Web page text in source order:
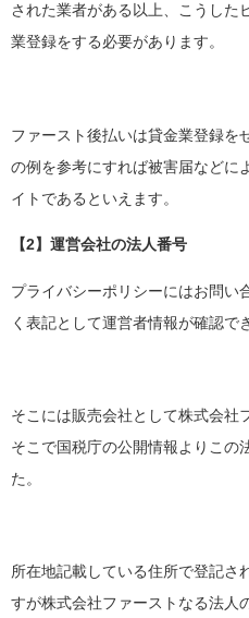
された業者がある以上、こうした
業登録をする必要があります。
ファースト後払いは貸金業登録を
の例を参考にすれば被害届などに
イトであるといえます。
【2】運営会社の法人番号
プライバシーポリシーにはお問い
く表記として運営者情報が確認で
そこには販売会社として株式会社
そこで国税庁の公開情報よりこの
た。
所在地記載している住所で登記さ
すが株式会社ファーストなる法人